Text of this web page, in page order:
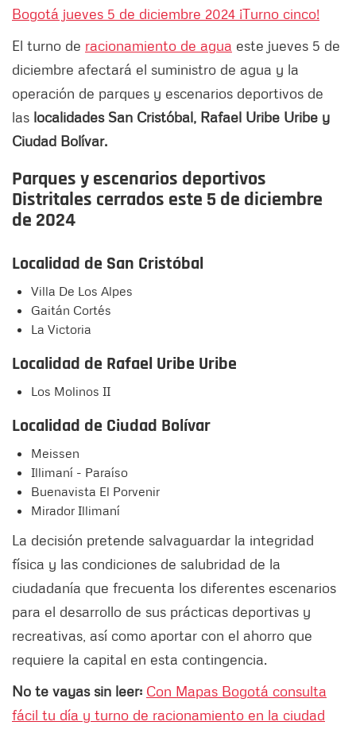
Bogotá jueves 5 de diciembre 2024 ¡Turno cinco!
El turno de racionamiento de agua este jueves 5 de
diciembre afectará el suministro de agua y la
operación de parques y escenarios deportivos de
las localidades San Cristóbal, Rafael Uribe Uribe y
Ciudad Bolívar.
Parques y escenarios deportivos
Distritales cerrados este 5 de diciembre
de 2024
Localidad de San Cristóbal
Villa De Los Alpes
Gaitán Cortés
La Victoria
Localidad de Rafael Uribe Uribe
Los Molinos II
Localidad de Ciudad Bolívar
Meissen
Illimaní - Paraíso
Buenavista El Porvenir
Mirador Illimaní
La decisión pretende salvaguardar la integridad
física y las condiciones de salubridad de la
ciudadanía que frecuenta los diferentes escenarios
para el desarrollo de sus prácticas deportivas y
recreativas, así como aportar con el ahorro que
requiere la capital en esta contingencia.
No te vayas sin leer: Con Mapas Bogotá consulta
fácil tu día y turno de racionamiento en la ciudad